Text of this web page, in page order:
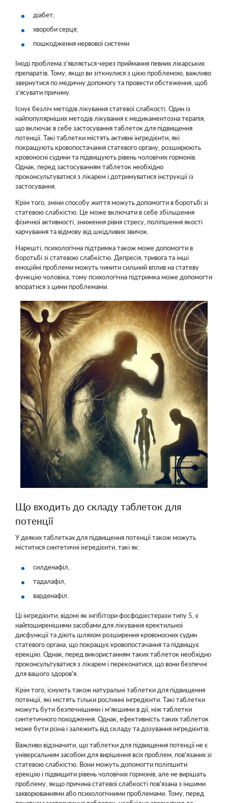
діабет;
хвороби серця;
пошкодження нервової системи
Іноді проблема з'являється через приймання певних лікарських
препаратів. Тому, якщо ви зіткнулися з цією проблемою, важливо
звернутися по медичну допомогу та провести обстеження, щоб
з'ясувати причину.
Існує безліч методів лікування статевої слабкості. Один із
найпопулярніших методів лікування є медикаментозна терапія,
що включає в себе застосування таблеток для підвищення
потенції. Такі таблетки містять активні інгредієнти, які
покращують кровопостачання статевого органу, розширюють
кровоносні судини та підвищують рівень чоловічих гормонів.
Однак, перед застосуванням таблеток необхідно
проконсультуватися з лікарем і дотримуватися інструкції із
застосування.
Крім того, зміни способу життя можуть допомогти в боротьбі зі
статевою слабкістю. Це може включати в себе збільшення
фізичної активності, зниження рівня стресу, поліпшення якості
харчування та відмову від шкідливих звичок.
Нарешті, психологічна підтримка також може допомогти в
боротьбі зі статевою слабкістю. Депресія, тривога та інші
емоційні проблеми можуть чинити сильний вплив на статеву
функцію чоловіка, тому психологічна підтримка може допомогти
впоратися з цими проблемами.
Що входить до складу таблеток для
потенції
У деяких таблетках для підвищення потенції також можуть
міститися синтетичні інгредієнти, такі як:
силденафіл,
тадалафіл,
варденафіл.
Ці інгредієнти, відомі як інгібітори фосфодіестерази типу 5, є
найпоширенішими засобами для лікування еректильної
дисфункції та діють шляхом розширення кровоносних судин
статевого органа, що покращує кровопостачання та підвищує
ерекцію. Однак, перед використанням таких таблеток необхідно
проконсультуватися з лікарем і переконатися, що вони безпечні
для вашого здоров'я.
Крім того, існують також натуральні таблетки для підвищення
потенції, які містять тільки рослинні інгредієнти. Такі таблетки
можуть бути безпечнішими і м'якшими в дії, ніж таблетки
синтетичного походження. Однак, ефективність таких таблеток
може бути різна і залежить від складу та дозування інгредієнтів.
Важливо відзначити, що таблетки для підвищення потенції не є
універсальним засобом для вирішення всіх проблем, пов'язаних зі
статевою слабкістю. Вони можуть допомогти поліпшити
ерекцію і підвищити рівень чоловічих гормонів, але не вирішать
проблему, якщо причина статевої слабкості пов'язана з іншими
захворюваннями або психологічними проблемами. Тому, перед